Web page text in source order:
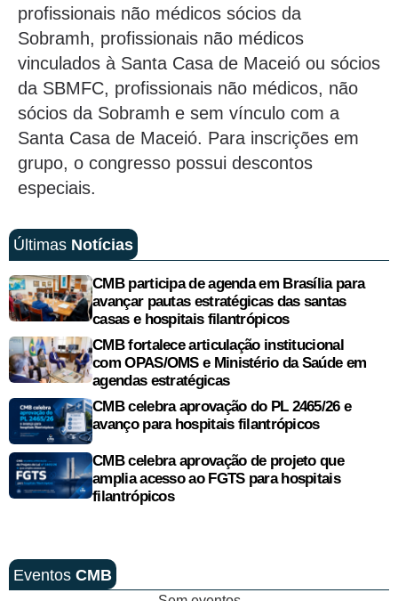
profissionais não médicos sócios da
Sobramh, profissionais não médicos
vinculados à Santa Casa de Maceió ou sócios
da SBMFC, profissionais não médicos, não
sócios da Sobramh e sem vínculo com a
Santa Casa de Maceió. Para inscrições em
grupo, o congresso possui descontos
especiais.
Últimas Notícias
CMB participa de agenda em Brasília para
avançar pautas estratégicas das santas
casas e hospitais filantrópicos
CMB fortalece articulação institucional
com OPAS/OMS e Ministério da Saúde em
agendas estratégicas
CMB celebra aprovação do PL 2465/26 e
avanço para hospitais filantrópicos
CMB celebra aprovação de projeto que
amplia acesso ao FGTS para hospitais
filantrópicos
Eventos CMB